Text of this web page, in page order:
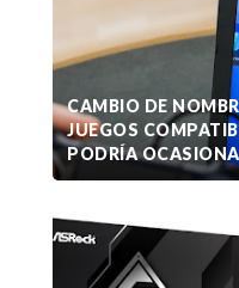
CAMBIO DE
JUEGOS
PODRÍA